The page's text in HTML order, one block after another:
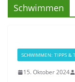
Schwimmen
SCHWIMMEN: TIPPS &
15. Oktober 2024